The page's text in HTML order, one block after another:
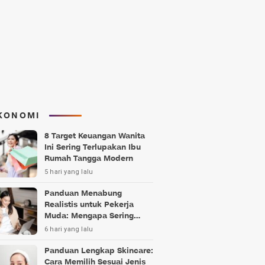
8 Target Keuangan Wanita
Ini Sering Terlupakan Ibu
Rumah Tangga Modern
5 hari yang lalu
Panduan Menabung
Realistis untuk Pekerja
Muda: Mengapa Sering
Gagal?
6 hari yang lalu
Panduan Lengkap Skincare:
Cara Memilih Sesuai Jenis